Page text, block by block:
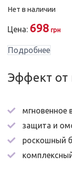
Нет в наличии
Цена: 698 грн
Подробнее
Эффект от
мгновенное
защита и
роскошный